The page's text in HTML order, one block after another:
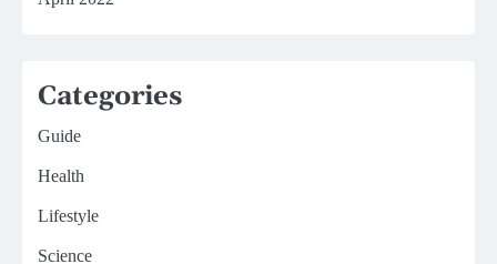
Categories
Guide
Health
Lifestyle
Science